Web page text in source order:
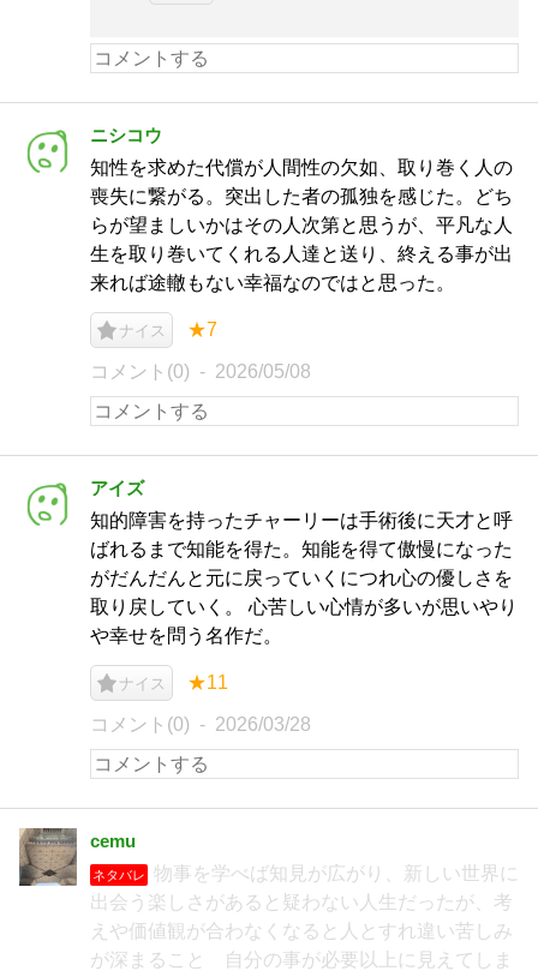
ニシコウ
知性を求めた代償が人間性の欠如、取り巻く人の
喪失に繋がる。突出した者の孤独を感じた。どち
らが望ましいかはその人次第と思うが、平凡な人
生を取り巻いてくれる人達と送り、終える事が出
来れば途轍もない幸福なのではと思った。
ナイス ★7
コメント(0) 2026/05/08
アイズ
知的障害を持ったチャーリーは手術後に天才と呼
ばれるまで知能を得た。知能を得て傲慢になった
がだんだんと元に戻っていくにつれ心の優しさを
取り戻していく。 心苦しい心情が多いが思いやり
や幸せを問う名作だ。
ナイス ★11
コメント(0) 2026/03/28
cemu
ネタバレ
物事を学べば知見が広がり、新しい世界に
出会う楽しさがあると疑わない人生だったが、考
えや価値観が合わなくなると人とすれ違い苦しみ
が深まること 自分の事が必要以上に見えてしま